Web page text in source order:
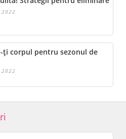
ți corpul pentru sezonul de